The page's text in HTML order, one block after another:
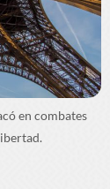
en combates